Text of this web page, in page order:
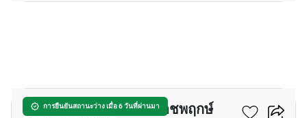
การยืนยันสถานะว่าง เมื่อ 6 วันที่ผ่านมา
ศุภาลัย ลอฟท์ สาทร – ราชพฤกษ์